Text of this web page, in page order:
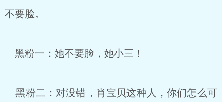
不要脸。
黑粉一：她不要脸，她小三！
黑粉二：对没错，肖宝贝这种人，你们怎么可